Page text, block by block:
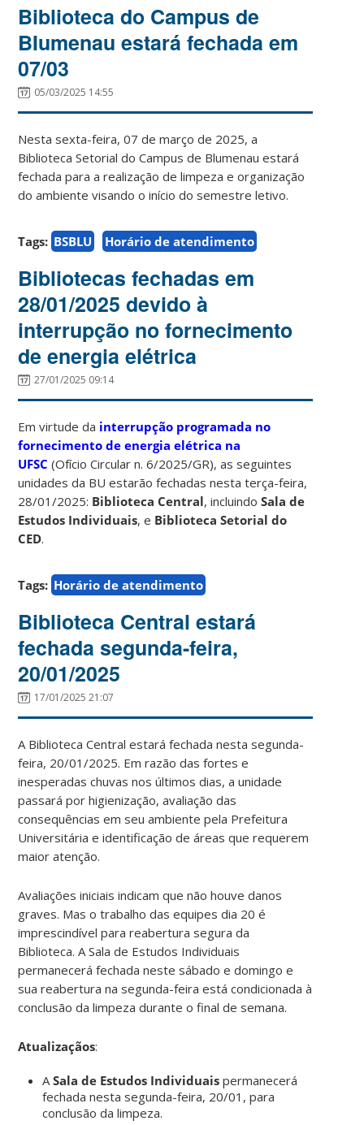
Biblioteca do Campus de
BIumenau estará fechada em
07/03
05/03/2025 14:55
Nesta sexta-feira, 07 de março de 2025, a
Biblioteca Setorial do Campus de Blumenau estará
fechada para a realização de limpeza e organização
do ambiente visando o início do semestre letivo.
Tags: BSBLU Horário de atendimento
Bibliotecas fechadas em
28/01/2025 devido à
interrupção no fornecimento
de energia elétrica
27/01/2025 09:14
Em virtude da interrupção programada no
fornecimento de energia elétrica na
UFSC (Ofício Circular n. 6/2025/GR), as seguintes
unidades da BU estarão fechadas nesta terça-feira,
28/01/2025: Biblioteca Central, incluindoSala de
Estudos Individuais, e Biblioteca Setorial do
CED.
Tags: Horário de atendimento
Biblioteca Central estará
fechada segunda-feira,
20/01/2025
17/01/2025 21:07
A Biblioteca Central estará fechada nesta segunda-
feira, 20/01/2025. Em razão das fortes e
inesperadas chuvas nos últimos dias, a unidade
passará por higienização, avaliação das
consequências em seu ambiente pela Prefeitura
Universitária e identificação de áreas que requerem
maior atenção.
Avaliações iniciais indicam que não houve danos
graves. Mas o trabalho das equipes dia 20 é
imprescindível para reabertura segura da
Biblioteca. A Sala de Estudos Individuais
permanecerá fechada neste sábado e domingo e
sua reabertura na segunda-feira está condicionada à
conclusão da limpeza durante o final de semana.
Atualizaçãos:
ASala de Estudos Individuais permanecerá
fechada nesta segunda-feira, 20/01, para
conclusão da limpeza.